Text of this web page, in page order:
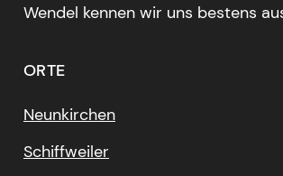
Wendel kennen wir uns bestens
ORTE
Neunkirchen
Schiffweiler